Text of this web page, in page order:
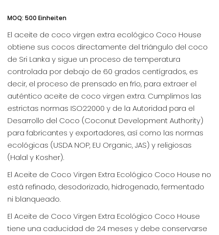
MOQ: 500 Einheiten
El aceite de coco virgen extra ecológico Coco House
obtiene sus cocos directamente del triángulo del coco
de Sri Lanka y sigue un proceso de temperatura
controlada por debajo de 60 grados centígrados, es
decir, el proceso de prensado en frío, para extraer el
auténtico aceite de coco virgen extra. Cumplimos las
estrictas normas ISO22000 y de la Autoridad para el
Desarrollo del Coco (Coconut Development Authority)
para fabricantes y exportadores, así como las normas
ecológicas (USDA NOP, EU Organic, JAS) y religiosas
(Halal y Kosher).
El Aceite de Coco Virgen Extra Ecológico Coco House no
está refinado, desodorizado, hidrogenado, fermentado
ni blanqueado.
El Aceite de Coco Virgen Extra Ecológico Coco House
tiene una caducidad de 24 meses y debe conservarse